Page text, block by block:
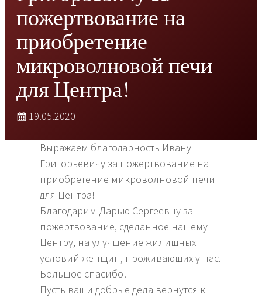
пожертвование на
приобретение
микроволновой печи
для Центра!
19.05.2020
Выражаем благодарность Ивану
Григорьевичу за пожертвование на
приобретение микроволновой печи
для Центра!
Благодарим Дарью Сергеевну за
пожертвование, сделанное нашему
Центру, на улучшение жилищных
условий женщин, проживающих у нас.
Большое спасибо!
Пусть ваши добрые дела вернутся к